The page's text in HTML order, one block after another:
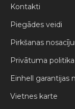
Kontakti
Piegādes veidi
Pirkšanas
Privātuma politika
Einhell garantijas
Vietnes karte